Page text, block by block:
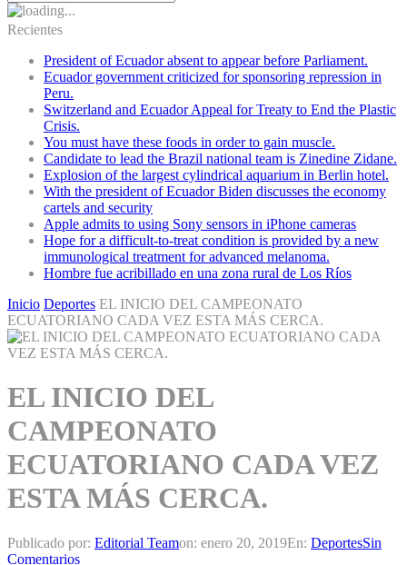
Recientes
President of Ecuador absent to appear before Parliament.
Ecuador government criticized for sponsoring repression in
Peru.
Switzerland and Ecuador Appeal for Treaty to End the Plastic
Crisis.
You must have these foods in order to gain muscle.
Candidate to lead the Brazil national team is Zinedine Zidane.
Explosion of the largest cylindrical aquarium in Berlin hotel.
With the president of Ecuador Biden discusses the economy
cartels and security
Apple admits to using Sony sensors in iPhone cameras
Hope for a difficult-to-treat condition is provided by a new
immunological treatment for advanced melanoma.
Hombre fue acribillado en una zona rural de Los Ríos
Inicio Deportes EL INICIO DEL CAMPEONATO
ECUATORIANO CADA VEZ ESTA MÁS CERCA.
EL INICIO DEL
CAMPEONATO
ECUATORIANO CADA VEZ
ESTA MÁS CERCA.
Publicado por: Editorial Teamon: enero 20, 2019En: DeportesSin
Comentarios